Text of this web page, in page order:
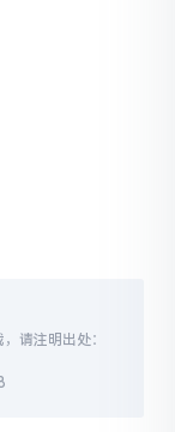
请注明出处：